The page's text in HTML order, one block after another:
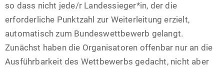
so dass nicht jede/r Landessieger*in, der die
erforderliche Punktzahl zur Weiterleitung erzielt,
automatisch zum Bundeswettbewerb gelangt.
Zunächst haben die Organisatoren offenbar nur an die
Ausführbarkeit des Wettbewerbs gedacht, nicht aber